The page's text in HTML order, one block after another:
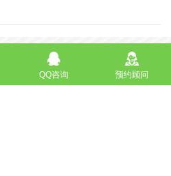
响应式网站
QQ咨询 预约顾问